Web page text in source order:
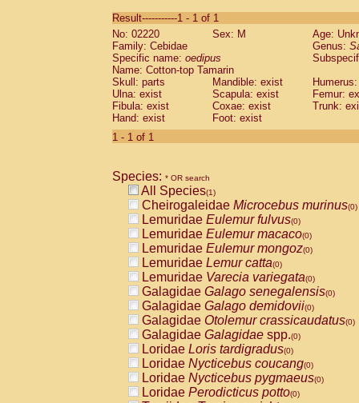
CebidaeSaguinus labiatus(0)
Cebidae Saguinus leucopus (0)
Cebidae
CebidaeSaguinus mystax
Cebidae Saguinus nigricollis (0)
Cebidae Saguinus oedipus
Cebidae Saguinus weddelli
Cebidae Saguinusspp.
Cebidae
CebidaeCebus capucinus
CebidaeCebus nigrivittatus
CebidaeCebus spp.(0)
CebidaeSaimiri boliviensis(0)
CebidaeSaimiri sciureus(0)
AtelidaeAlouatta caraya(0)
AtelidaeAlouatta fusca(0)
AtelidaeAlouatta seniculus(0)
AtelidaeAlouattaspp.(0)
AtelidaeAteles belzebuth(0)
AtelidaeAteles geoffroyi(0)
AtelidaeAteles paniscus(0)
AtelidaeAtelesspp.(0)
AtelidaeLagothrix lagothricha(0)
AtelidaeLagothrix lagothricha cana
PitheciidaeCacajao calvus
Result-----------1 - 1 of 1
No: 02220
Sex: M
Age:
Family: Cebidae
Genus:
Specific name: oedipus
Name: Cotton-top Tamarin
Skull: parts
Mandible: exist
Ulna: exist
Scapula: exist
Femur:
Fibula: exist
Coxae: exist
Trunk:
Hand: exist
Foot: exist
1 - 1 of 1
Species: * OR search
All Species(1)
Cheirogaleidae Microcebus murinus(0)
Lemuridae Eulemur fulvus(0)
Lemuridae Eulemur macaco(0)
Lemuridae Eulemur mongoz(0)
Lemuridae Lemur catta(0)
Lemuridae Varecia variegata(0)
Galagidae Galago senegalensis(0)
Galagidae Galago demidovii(0)
Galagidae Otolemur crassicaudatus(0)
Galagidae Galagidae spp.(0)
Loridae Loris tardigradus(0)
Loridae Nycticebus coucang(0)
Loridae Nycticebus pygmaeus(0)
Loridae Perodicticus potto(0)